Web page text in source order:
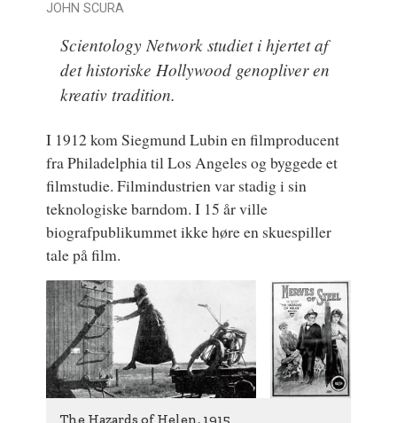
JOHN SCURA
Scientology Network studiet i hjertet af
det historiske Hollywood genopliver en
kreativ tradition.
I 1912 kom Siegmund Lubin en filmproducent
fra Philadelphia til Los Angeles og byggede et
filmstudie. Filmindustrien var stadig i sin
teknologiske barndom. I 15 år ville
biografpublikummet ikke høre en skuespiller
tale på film.
The Hazards of Helen, 1915